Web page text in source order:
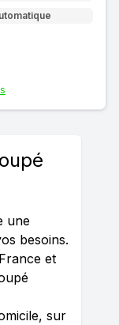
une
besoins.
et
sur